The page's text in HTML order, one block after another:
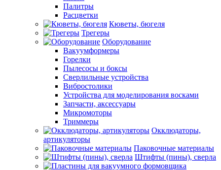
Палитры
Расцветки
Кюветы, бюгеля
Трегеры
Оборудование
Вакуумформеры
Горелки
Пылесосы и боксы
Сверлильные устройства
Вибростолики
Устройства для моделирования восками
Запчасти, аксессуары
Микромоторы
Триммеры
Окклюдаторы,
артикуляторы
Паковочные материалы
Штифты (пины), сверла